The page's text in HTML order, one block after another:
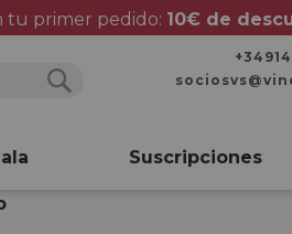
tu primer pedido: 10€ de
Suscripciones